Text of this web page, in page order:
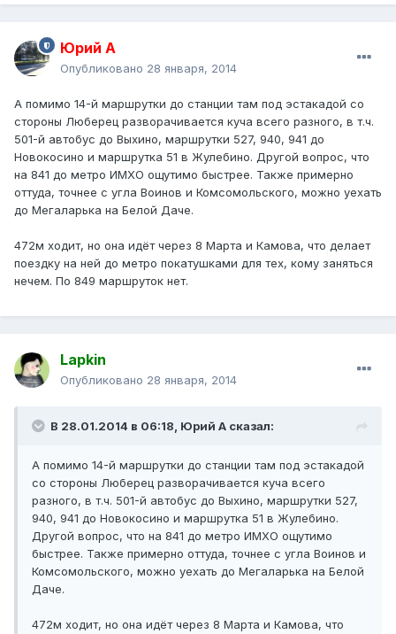
Юрий А
Опубликовано 28 января, 2014
А помимо 14-й маршрутки до станции там под эстакадой со
стороны Люберец разворачивается куча всего разного, в т.ч.
501-й автобус до Выхино, маршрутки 527, 940, 941 до
Новокосино и маршрутка 51 в Жулебино. Другой вопрос, что
на 841 до метро ИМХО ощутимо быстрее. Также примерно
оттуда, точнее с угла Воинов и Комсомольского, можно уехать
до Мегаларька на Белой Даче.
472м ходит, но она идёт через 8 Марта и Камова, что делает
поездку на ней до метро покатушками для тех, кому заняться
нечем. По 849 маршруток нет.
Lapkin
Опубликовано 28 января, 2014
В 28.01.2014 в 06:18, Юрий А сказал:
А помимо 14-й маршрутки до станции там под эстакадой
со стороны Люберец разворачивается куча всего
разного, в т.ч. 501-й автобус до Выхино, маршрутки 527,
940, 941 до Новокосино и маршрутка 51 в Жулебино.
Другой вопрос, что на 841 до метро ИМХО ощутимо
быстрее. Также примерно оттуда, точнее с угла Воинов и
Комсомольского, можно уехать до Мегаларька на Белой
Даче.
472м ходит, но она идёт через 8 Марта и Камова, что